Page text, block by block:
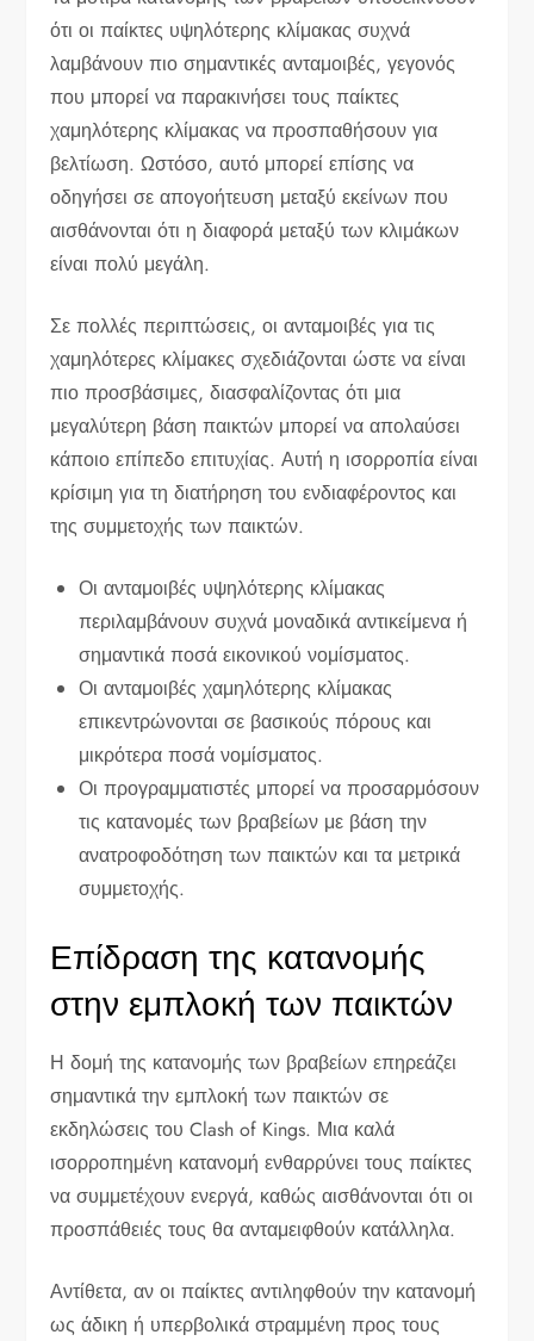
ότι οι παίκτες υψηλότερης κλίμακας συχνά
λαμβάνουν πιο σημαντικές ανταμοιβές, γεγονός
που μπορεί να παρακινήσει τους παίκτες
χαμηλότερης κλίμακας να προσπαθήσουν για
βελτίωση. Ωστόσο, αυτό μπορεί επίσης να
οδηγήσει σε απογοήτευση μεταξύ εκείνων που
αισθάνονται ότι η διαφορά μεταξύ των κλιμάκων
είναι πολύ μεγάλη.
Σε πολλές περιπτώσεις, οι ανταμοιβές για τις
χαμηλότερες κλίμακες σχεδιάζονται ώστε να είναι
πιο προσβάσιμες, διασφαλίζοντας ότι μια
μεγαλύτερη βάση παικτών μπορεί να απολαύσει
κάποιο επίπεδο επιτυχίας. Αυτή η ισορροπία είναι
κρίσιμη για τη διατήρηση του ενδιαφέροντος και
της συμμετοχής των παικτών.
Οι ανταμοιβές υψηλότερης κλίμακας
περιλαμβάνουν συχνά μοναδικά αντικείμενα ή
σημαντικά ποσά εικονικού νομίσματος.
Οι ανταμοιβές χαμηλότερης κλίμακας
επικεντρώνονται σε βασικούς πόρους και
μικρότερα ποσά νομίσματος.
Οι προγραμματιστές μπορεί να προσαρμόσουν
τις κατανομές των βραβείων με βάση την
ανατροφοδότηση των παικτών και τα μετρικά
συμμετοχής.
Επίδραση της κατανομής
στην εμπλοκή των παικτών
Η δομή της κατανομής των βραβείων επηρεάζει
σημαντικά την εμπλοκή των παικτών σε
εκδηλώσεις του Clash of Kings. Μια καλά
ισορροπημένη κατανομή ενθαρρύνει τους παίκτες
να συμμετέχουν ενεργά, καθώς αισθάνονται ότι οι
προσπάθειές τους θα ανταμειφθούν κατάλληλα.
Αντίθετα, αν οι παίκτες αντιληφθούν την κατανομή
ως άδικη ή υπερβολικά στραμμένη προς τους